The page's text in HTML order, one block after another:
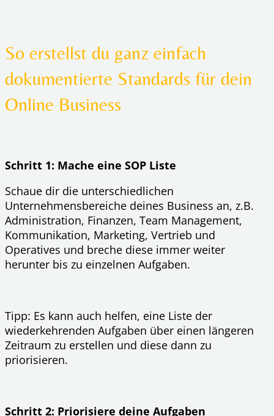
So erstellst du ganz einfach
dokumentierte Standards für dein
Online Business
Schritt 1: Mache eine SOP Liste
Schaue dir die unterschiedlichen
Unternehmensbereiche deines Business an, z.B.
Administration, Finanzen, Team Management,
Kommunikation, Marketing, Vertrieb und
Operatives und breche diese immer weiter
herunter bis zu einzelnen Aufgaben.
Tipp: Es kann auch helfen, eine Liste der
wiederkehrenden Aufgaben über einen längeren
Zeitraum zu erstellen und diese dann zu
priorisieren.
Schritt 2: Priorisiere deine Aufgaben